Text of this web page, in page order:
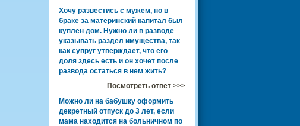
Хочу развестись с мужем, но в
браке за материнский капитал был
куплен дом. Нужно ли в разводе
указывать раздел имущества, так
как супруг утверждает, что его
доля здесь есть и он хочет после
развода остаться в нем жить?
Посмотреть ответ >>>
Можно ли на бабушку оформить
декретный отпуск до 3 лет, если
мама находится на больничном по